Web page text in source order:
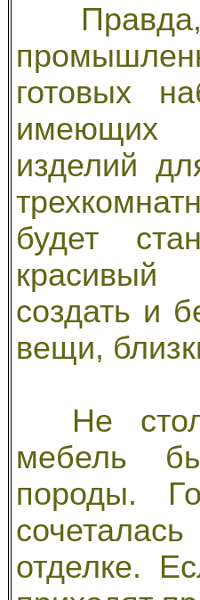
Правда,
готовых
имеющих
изделий
будет
создать и
вещи,
Не
мебель
породы.
отделке.